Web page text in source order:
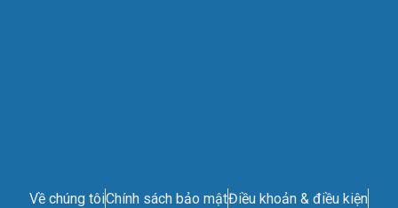
Về chúng tôiChính sách bảo mậtĐiều khoản & điều kiện